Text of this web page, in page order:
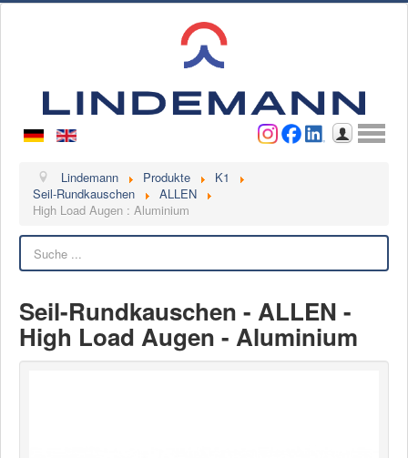
Benutzername
Lindemann
Über uns
Ansprechpartner
Videos
Ansprechpartner
Kontaktformular
Lindemann Produkte
K1
Seil-Rundkauschen
ALLEN
High Load Augen : Aluminium
Seil-Rundkauschen - ALLEN -
High Load Augen - Aluminium